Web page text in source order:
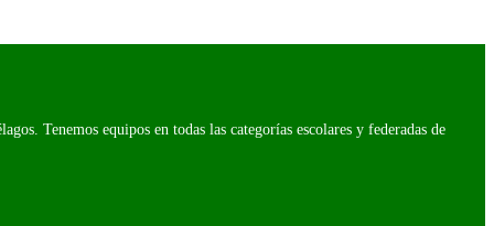
Tenemos equipos en todas las categorías escolares y federadas de